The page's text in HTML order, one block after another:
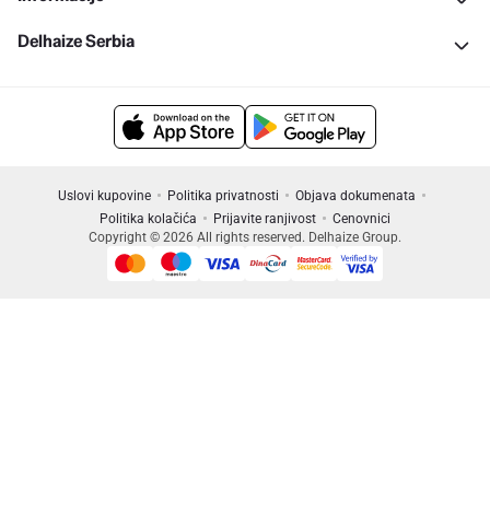
Delhaize Serbia
Uslovi kupovine Politika privatnosti
Objava dokumenata
Politika kolačića
Prijavite ranjivost
Cenovnici
Copyright © 2026 All rights reserved. Delhaize Group.